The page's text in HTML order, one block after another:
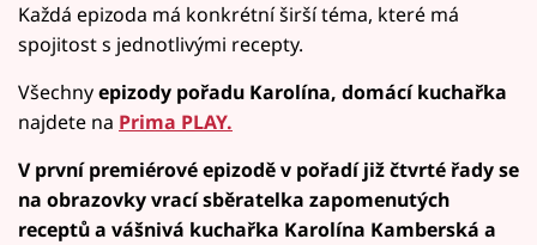
Každá epizoda má konkrétní širší téma, které má
spojitost s jednotlivými recepty.
Všechnyepizody pořadu Karolína, domácí kuchařka
najdete na Prima PLAY.
V první premiérové epizodě v pořadí již čtvrté řady se
na obrazovky vrací sběratelka zapomenutých
receptů a vášnivá kuchařka Karolína Kamberská a